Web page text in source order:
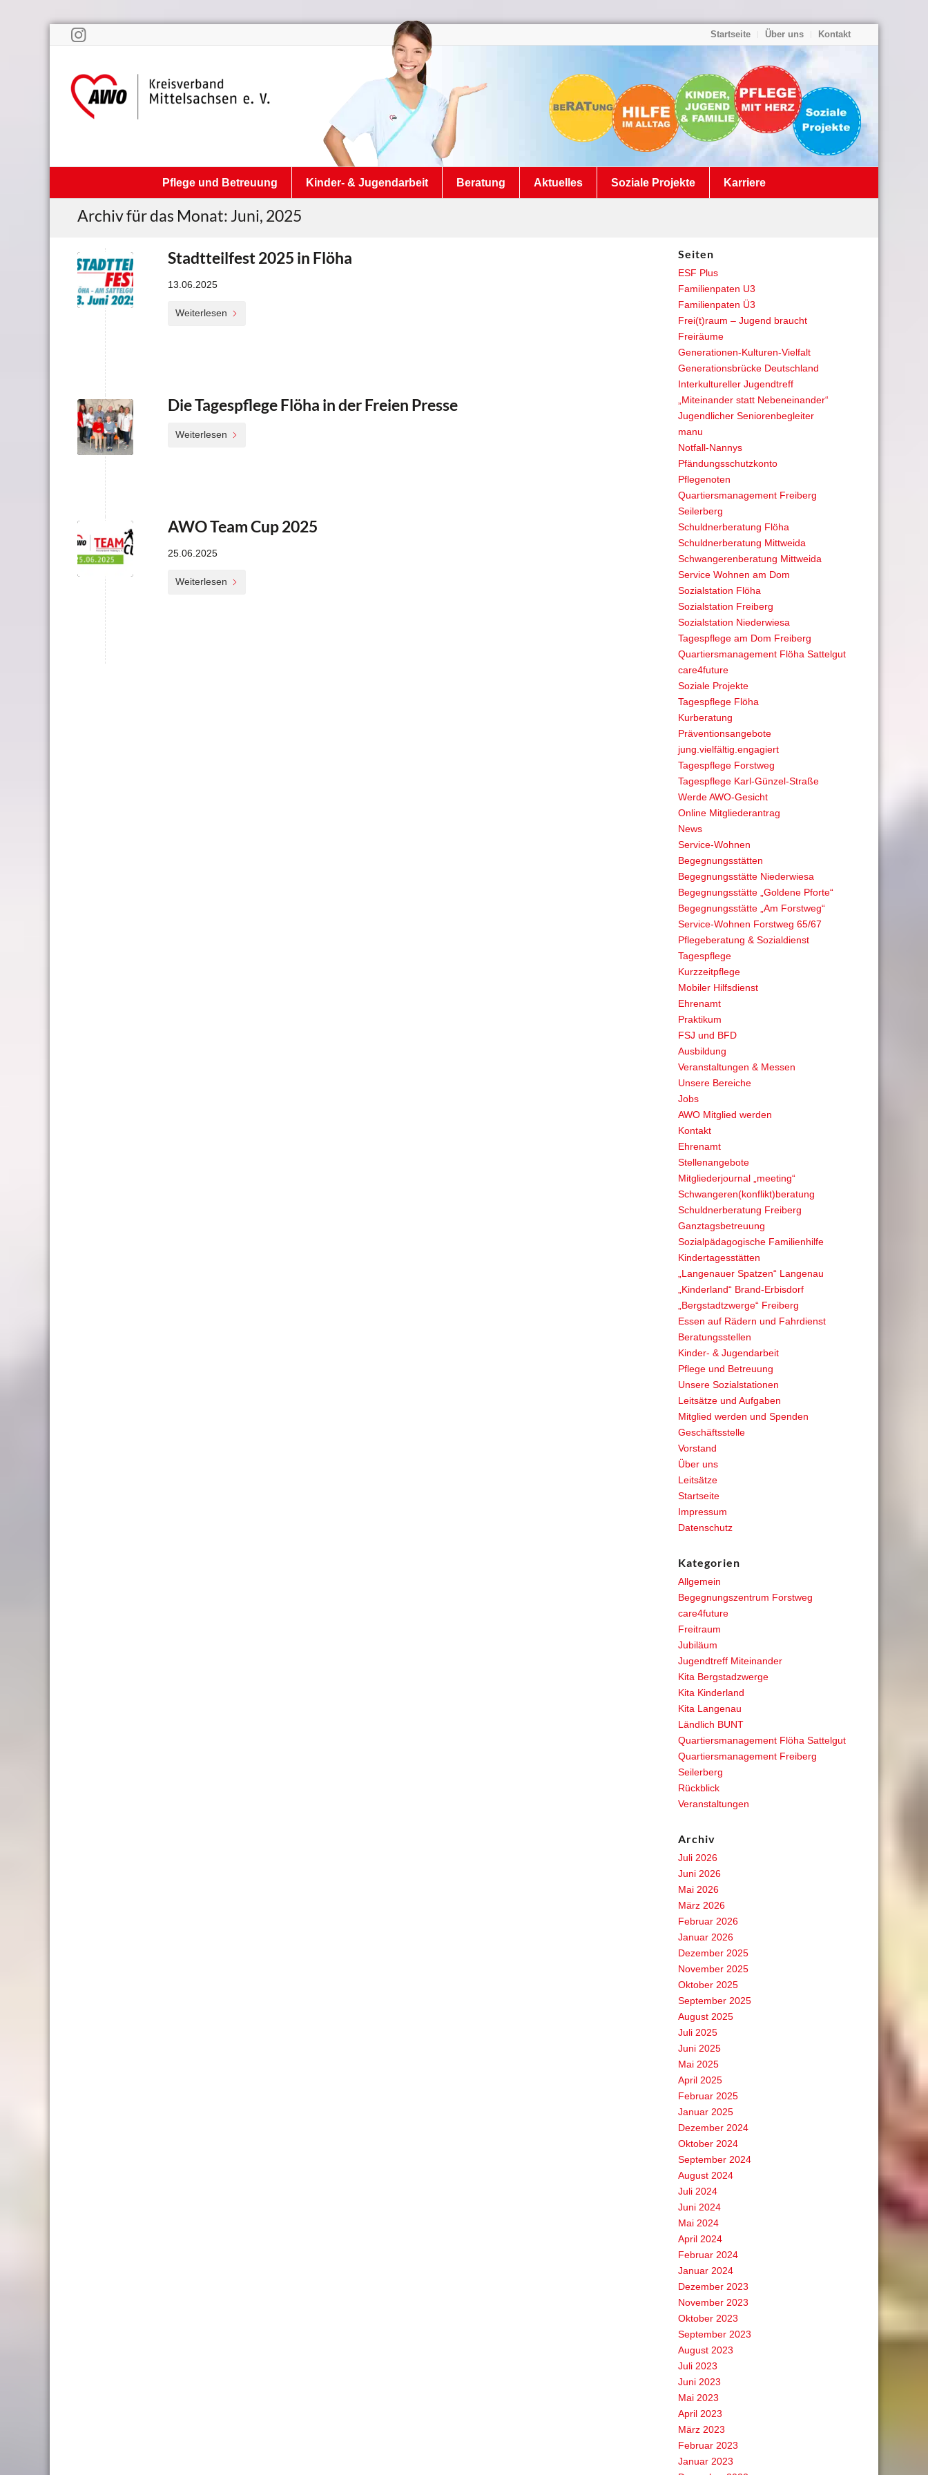
Startseite Über uns Kontakt
Pflege und Betreuung Kinder- & Jugendarbeit Beratung Aktuelles Soziale Projekte Karriere
Archiv für das Monat: Juni, 2025
Stadtteilfest 2025 in Flöha
13.06.2025
Weiterlesen
Die Tagespflege Flöha in der Freien Presse
Weiterlesen
AWO Team Cup 2025
25.06.2025
Weiterlesen
Seiten
ESF Plus
Familienpaten U3
Familienpaten Ü3
Frei(t)raum – Jugend braucht
Freiräume
Generationen-Kulturen-Vielfalt
Generationsbrücke Deutschland
Interkultureller Jugendtreff
„Miteinander statt Nebeneinander“
Jugendlicher Seniorenbegleiter
manu
Notfall-Nannys
Pfändungsschutzkonto
Pflegenoten
Quartiersmanagement Freiberg
Seilerberg
Schuldnerberatung Flöha
Schuldnerberatung Mittweida
Schwangerenberatung Mittweida
Service Wohnen am Dom
Sozialstation Flöha
Sozialstation Freiberg
Sozialstation Niederwiesa
Tagespflege am Dom Freiberg
Quartiersmanagement Flöha Sattelgut
care4future
Soziale Projekte
Tagespflege Flöha
Kurberatung
Präventionsangebote
jung.vielfältig.engagiert
Tagespflege Forstweg
Tagespflege Karl-Günzel-Straße
Werde AWO-Gesicht
Online Mitgliederantrag
News
Service-Wohnen
Begegnungsstätten
Begegnungsstätte Niederwiesa
Begegnungsstätte „Goldene Pforte“
Begegnungsstätte „Am Forstweg“
Service-Wohnen Forstweg 65/67
Pflegeberatung & Sozialdienst
Tagespflege
Kurzzeitpflege
Mobiler Hilfsdienst
Ehrenamt
Praktikum
FSJ und BFD
Ausbildung
Veranstaltungen & Messen
Unsere Bereiche
Jobs
AWO Mitglied werden
Kontakt
Ehrenamt
Stellenangebote
Mitgliederjournal „meeting“
Schwangeren(konflikt)beratung
Schuldnerberatung Freiberg
Ganztagsbetreuung
Sozialpädagogische Familienhilfe
Kindertagesstätten
„Langenauer Spatzen“ Langenau
„Kinderland“ Brand-Erbisdorf
„Bergstadtzwerge“ Freiberg
Essen auf Rädern und Fahrdienst
Beratungsstellen
Kinder- & Jugendarbeit
Pflege und Betreuung
Unsere Sozialstationen
Leitsätze und Aufgaben
Mitglied werden und Spenden
Geschäftsstelle
Vorstand
Über uns
Leitsätze
Startseite
Impressum
Datenschutz
Kategorien
Allgemein
Begegnungszentrum Forstweg
care4future
Freitraum
Jubiläum
Jugendtreff Miteinander
Kita Bergstadzwerge
Kita Kinderland
Kita Langenau
Ländlich BUNT
Quartiersmanagement Flöha Sattelgut
Quartiersmanagement Freiberg
Seilerberg
Rückblick
Veranstaltungen
Archiv
Juli 2026
Juni 2026
Mai 2026
März 2026
Februar 2026
Januar 2026
Dezember 2025
November 2025
Oktober 2025
September 2025
August 2025
Juli 2025
Juni 2025
Mai 2025
April 2025
Februar 2025
Januar 2025
Dezember 2024
Oktober 2024
September 2024
August 2024
Juli 2024
Juni 2024
Mai 2024
April 2024
Februar 2024
Januar 2024
Dezember 2023
November 2023
Oktober 2023
September 2023
August 2023
Juli 2023
Juni 2023
Mai 2023
April 2023
März 2023
Februar 2023
Januar 2023